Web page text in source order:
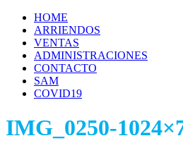
HOME
ARRIENDOS
VENTAS
ADMINISTRACIONES
CONTACTO
SAM
COVID19
IMG_0250-